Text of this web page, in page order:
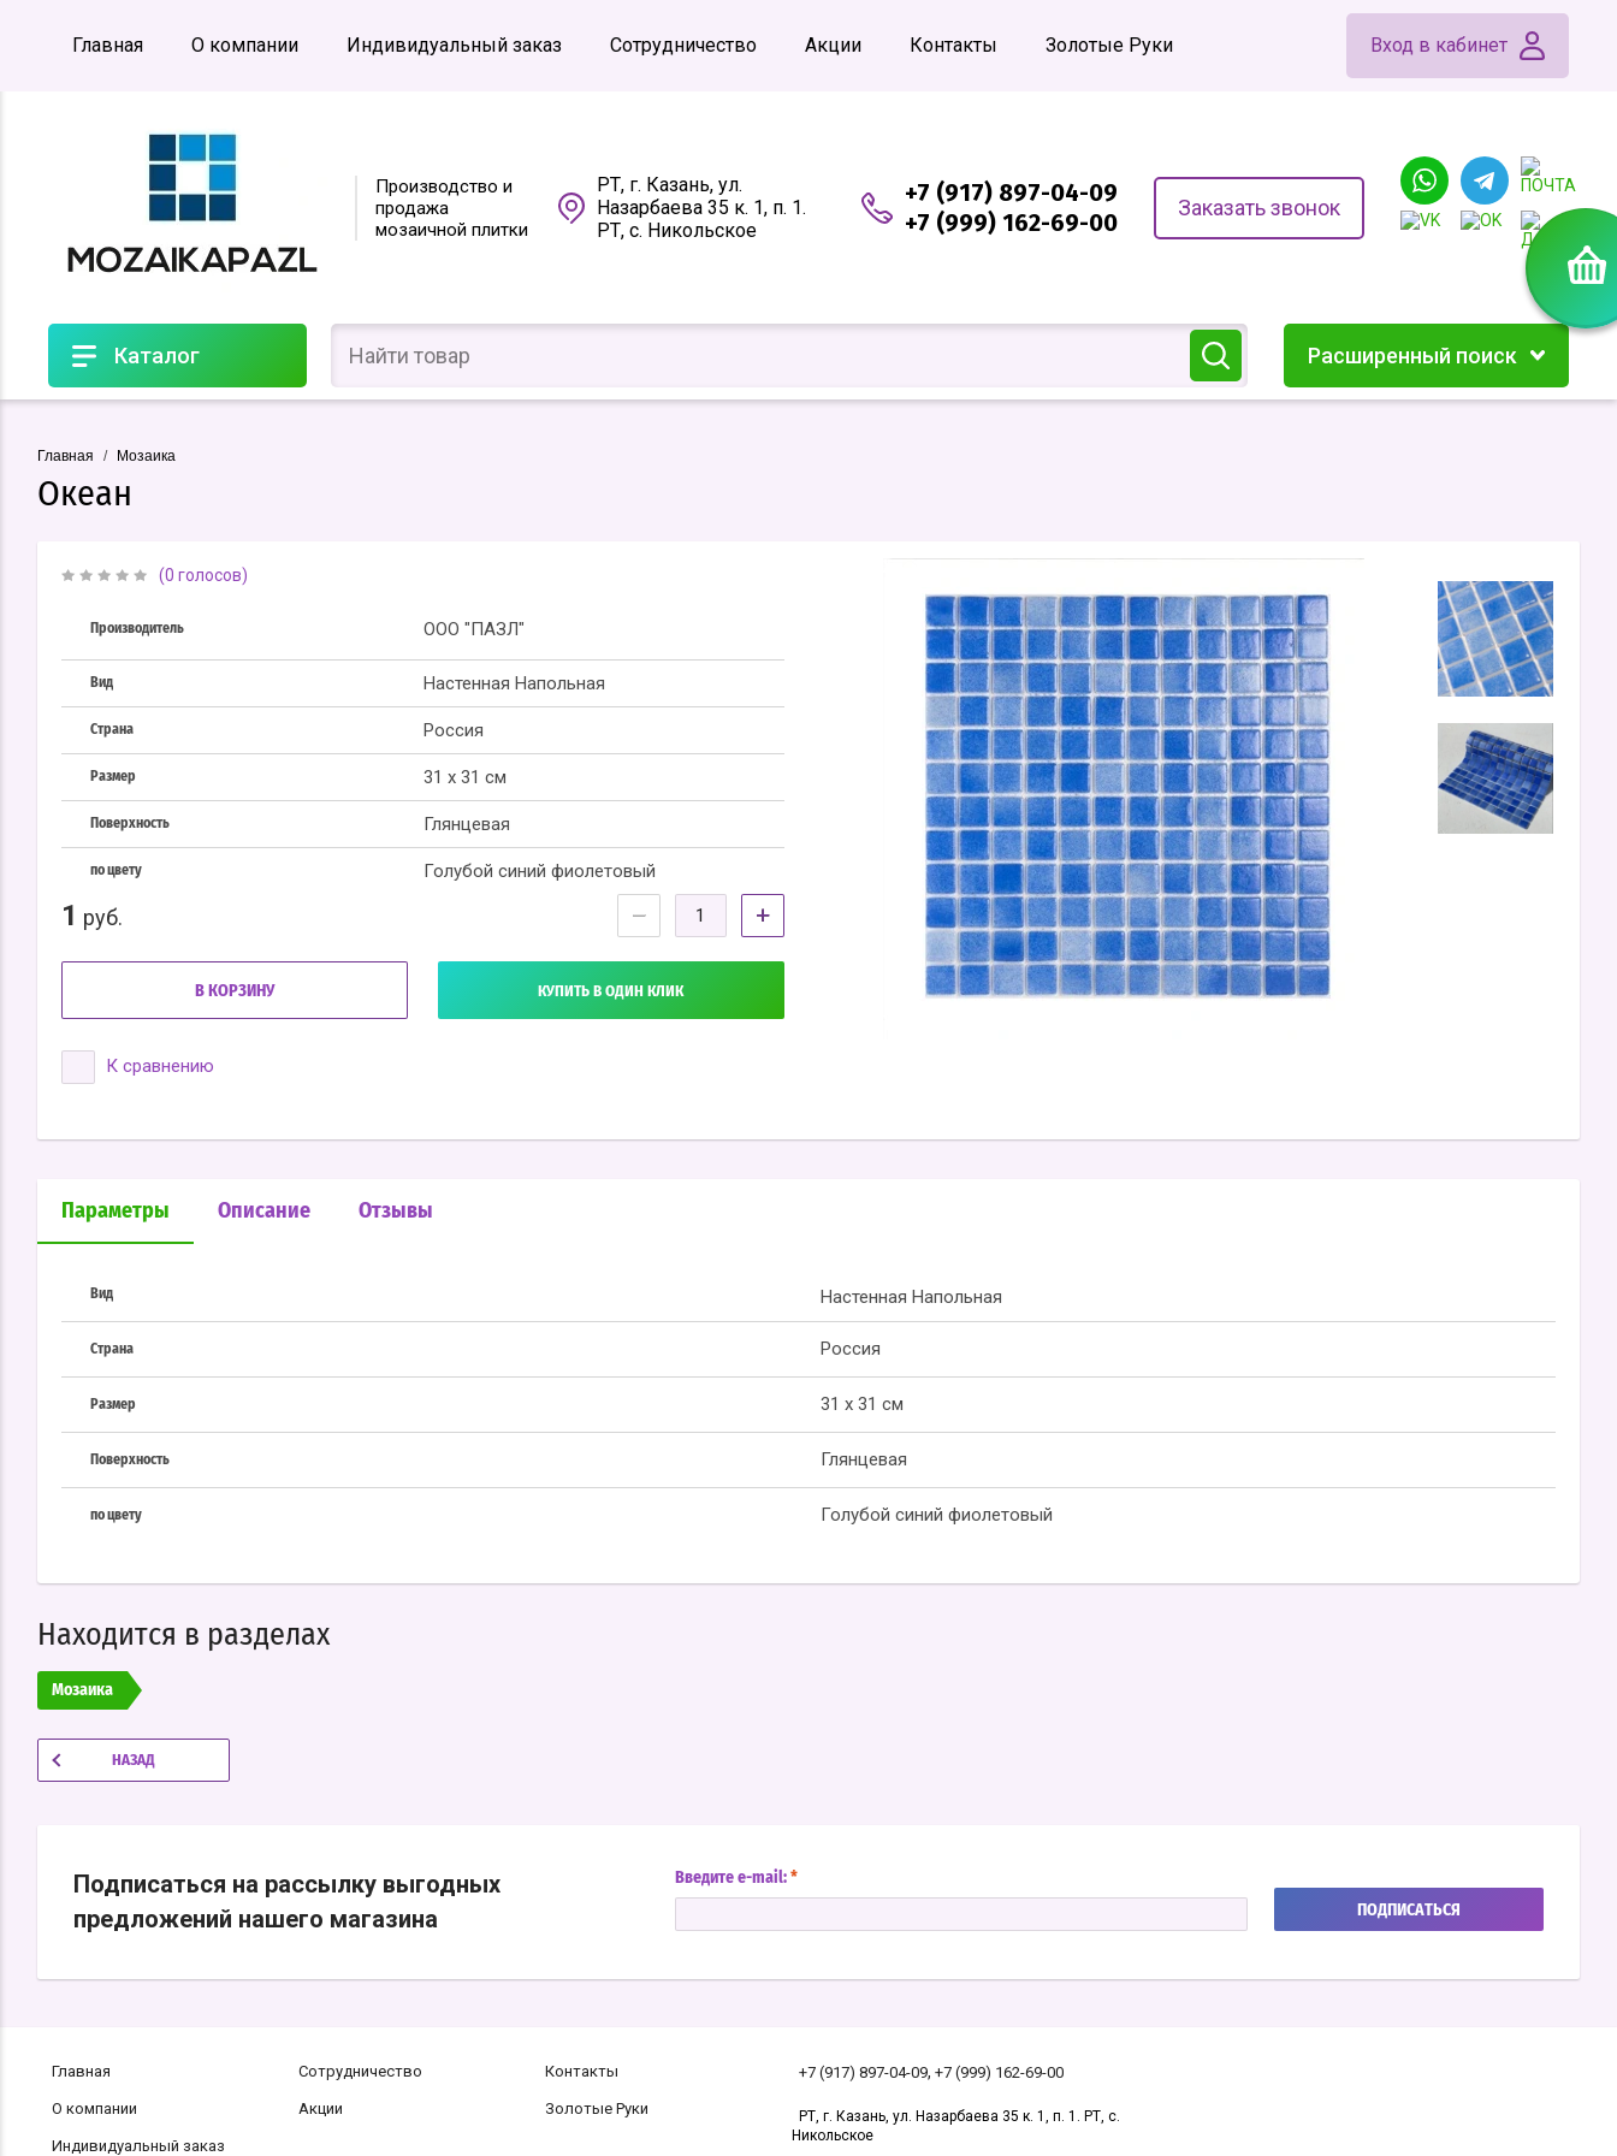
Главная О компании Индивидуальный заказ Сотрудничество Акции Контакты Золотые Руки Вход в кабинет
Производство и
продажа
мозаичной плитки
РТ, г. Казань, ул.
Назарбаева 35 к. 1, п. 1.
РТ, с. Никольское
+7 (917) 897-04-09
+7 (999) 162-69-00
Заказать звонок
Каталог Расширенный поиск
Главная / Мозаика
Океан
(0 голосов)
Производитель ООО "ПАЗЛ"
Вид Настенная Напольная
Страна Россия
Размер 31 x 31 см
Поверхность Глянцевая
по цвету Голубой синий фиолетовый
1 руб. − +
В КОРЗИНУ КУПИТЬ В ОДИН КЛИК
К сравнению
Параметры Описание Отзывы
Вид Настенная Напольная
Страна Россия
Размер 31 x 31 см
Поверхность Глянцевая
по цвету Голубой синий фиолетовый
Находится в разделах
Мозаика
НАЗАД
Подписаться на рассылку выгодных
предложений нашего магазина
Введите e-mail: *
ПОДПИСАТЬСЯ
Главная
О компании
Индивидуальный заказ
Сотрудничество
Акции
Контакты
Золотые Руки
+7 (917) 897-04-09, +7 (999) 162-69-00
РТ, г. Казань, ул. Назарбаева 35 к. 1, п. 1. РТ, с.
Никольское